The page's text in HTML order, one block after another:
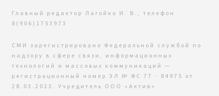
Главный редактор Лагойко И. В., телефон
8(906)1753973
СМИ зарегистрировано Федеральной службой по
надзору в сфере связи, информационных
технологий и массовых коммуникаций —
регистрационный номер ЭЛ № ФС 77 - 84975 от
28.03.2023. Учредитель ООО «Актив»